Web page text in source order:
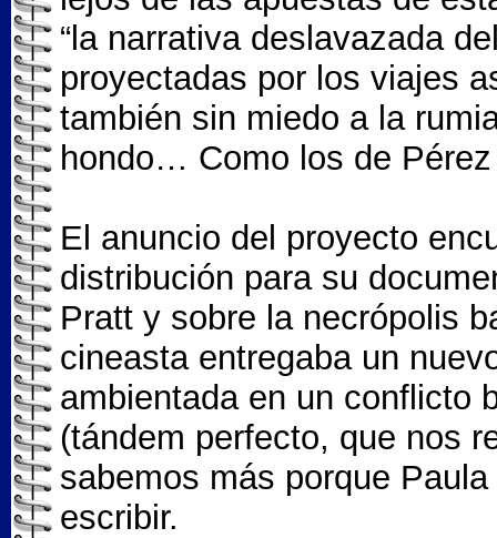
“la narrativa deslavazada
proyectadas por los viajes
también sin miedo a la
hondo… Como los de
El anuncio del proyecto
distribución para su
Pratt y sobre la necrópolis
cineasta entregaba un
ambientada en un conflicto
(tándem perfecto, que nos
sabemos más porque
escribir.